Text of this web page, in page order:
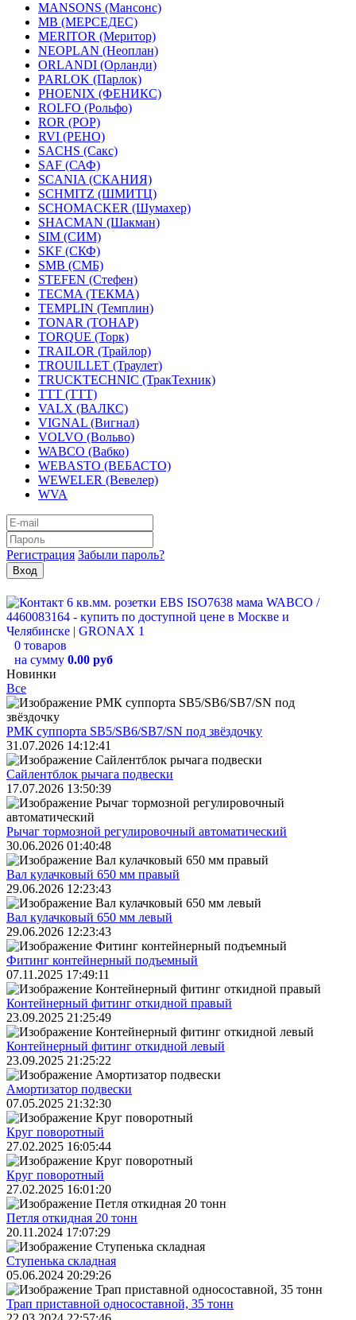
MANSONS (Мансонс)
MB (МЕРСЕДЕС)
MERITOR (Меритор)
NEOPLAN (Неоплан)
ORLANDI (Орланди)
PARLOK (Парлок)
PHOENIX (ФЕНИКС)
ROLFO (Рольфо)
ROR (РОР)
RVI (РЕНО)
SACHS (Сакс)
SAF (САФ)
SCANIA (СКАНИЯ)
SCHMITZ (ШМИТЦ)
SCHOMACKER (Шумахер)
SHACMAN (Шакман)
SIM (СИМ)
SKF (СКФ)
SMB (СМБ)
STEFEN (Стефен)
TECMA (ТЕКМА)
TEMPLIN (Темплин)
TONAR (ТОНАР)
TORQUE (Торк)
TRAILOR (Трайлор)
TROUILLET (Траулет)
TRUCKTECHNIC (ТракТехник)
TTT (ТТТ)
VALX (ВАЛКС)
VIGNAL (Вигнал)
VOLVO (Вольво)
WABCO (Вабко)
WEBASTO (ВЕБАСТО)
WEWELER (Вевелер)
WVA
Регистрация Забыли пароль?
0 товаров
на сумму 0.00 руб
Новинки
Все
РМК суппорта SB5/SB6/SB7/SN под звёздочку
31.07.2026 14:12:41
Сайлентблок рычага подвески
17.07.2026 13:50:39
Рычаг тормозной регулировочный автоматический
30.06.2026 01:40:48
Вал кулачковый 650 мм правый
29.06.2026 12:23:43
Вал кулачковый 650 мм левый
29.06.2026 12:23:43
Фитинг контейнерный подъемный
07.11.2025 17:49:11
Контейнерный фитинг откидной правый
23.09.2025 21:25:49
Контейнерный фитинг откидной левый
23.09.2025 21:25:22
Амортизатор подвески
07.05.2025 21:32:30
Круг поворотный
27.02.2025 16:05:44
Круг поворотный
27.02.2025 16:01:20
Петля откидная 20 тонн
20.11.2024 17:07:29
Ступенька складная
05.06.2024 20:29:26
Трап приставной односоставной, 35 тонн